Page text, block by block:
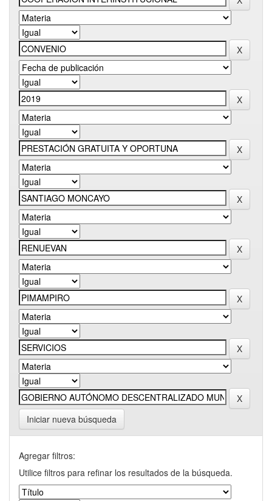
Iniciar nueva búsqueda
Agregar filtros:
Utilice filtros para refinar los resultados de la búsqueda.